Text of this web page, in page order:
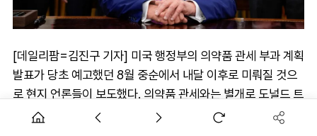
[데일리팜=김진구 기자] 미국 행정부의 의약품 관세 부과 계획
발표가 당초 예고했던 8월 중순에서 내달 이후로 미뤄질 것으
로 현지 언론들이 보도했다. 의약품 관세와는 별개로 도널드 트
럼프 미국 대통령은 미국 내 필수의약품 원료를 비축하라는 행